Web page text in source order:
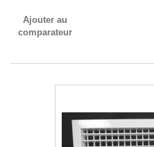
Ajouter au
comparateur